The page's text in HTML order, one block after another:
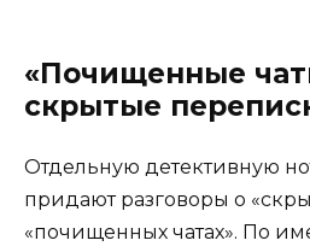
«Почищенные
скрытые
Отдельную детективную
придают разговоры о
«почищенных чатах». По